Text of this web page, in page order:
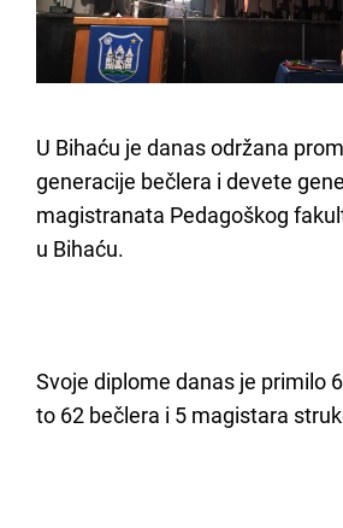
U Bihaću je danas održana
generacije bečlera i devete
magistranata Pedagoškog
u Bihaću.
Svoje diplome danas je primilo
to 62 bečlera i 5 magistara